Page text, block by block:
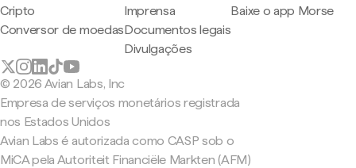
Cripto
Conversor de moedas
Imprensa
Documentos legais
Divulgações
Baixe o app Morse
© 2026 Avian Labs, Inc
Empresa de serviços monetários registrada
nos Estados Unidos
Avian Labs é autorizada como CASP sob o
MiCA pela Autoriteit Financiële Markten (AFM)